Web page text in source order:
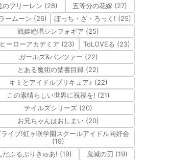
のフリーレン (28)
五等分の花嫁 (27)
ームーン (26)
ぼっち・ざ・ろっく! (25)
戦姫絶唱シンフォギア (25)
ーローアカデミア (23)
ToLOVEる (23)
ガールズ&パンツァー (22)
とある魔術の禁書目録 (22)
キミとアイドルプリキュア♪ (22)
この素晴らしい世界に祝福を! (21)
テイルズシリーズ (20)
お兄ちゃんはおしまい (20)
ライブ!虹ヶ咲学園スクールアイドル同好会
(19)
だふるぷりきゅあ! (19)
鬼滅の刃 (19)